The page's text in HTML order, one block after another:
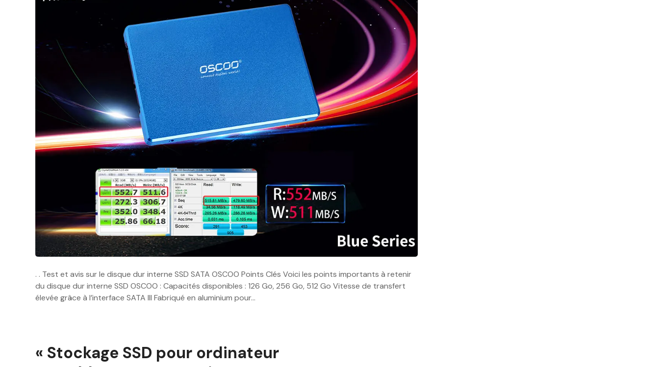
. . Test et avis sur le disque dur interne SSD SATA OSCOO Points Clés Voici les points importants à retenir
du disque dur interne SSD OSCOO : Capacités disponibles : 126 Go, 256 Go, 512 Go Vitesse de transfert
élevée grâce à l’interface SATA III Fabriqué en aluminium pour…
« Stockage SSD pour ordinateur